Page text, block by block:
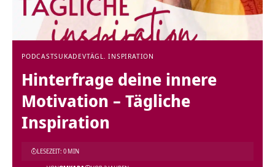
PODCASTSUKADEVTÄGL. INSPIRATION
Hinterfrage deine innere
Motivation – Tägliche
Inspiration
LESEZEIT: 0 MIN